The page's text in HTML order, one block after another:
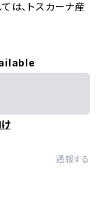
は、トスカーナ産
通報する